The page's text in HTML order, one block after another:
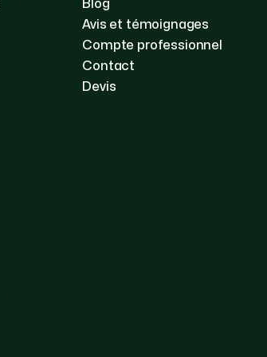
Blog
Avis et témoignages
Compte professionnel
Contact
Devis